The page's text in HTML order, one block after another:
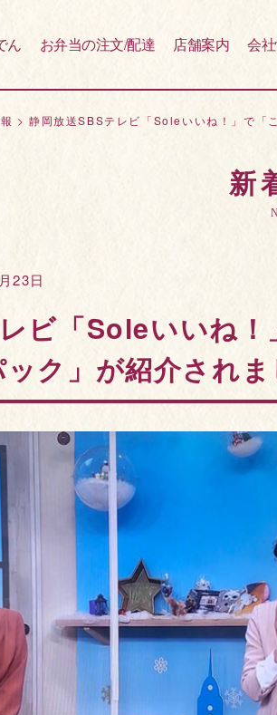
ん お弁当の注文/配達 店舗案内 会
>静岡放送SBSテレビ「Soleいいね！」で「
新
23日
ビ「Soleいいね
ク」が紹介されま